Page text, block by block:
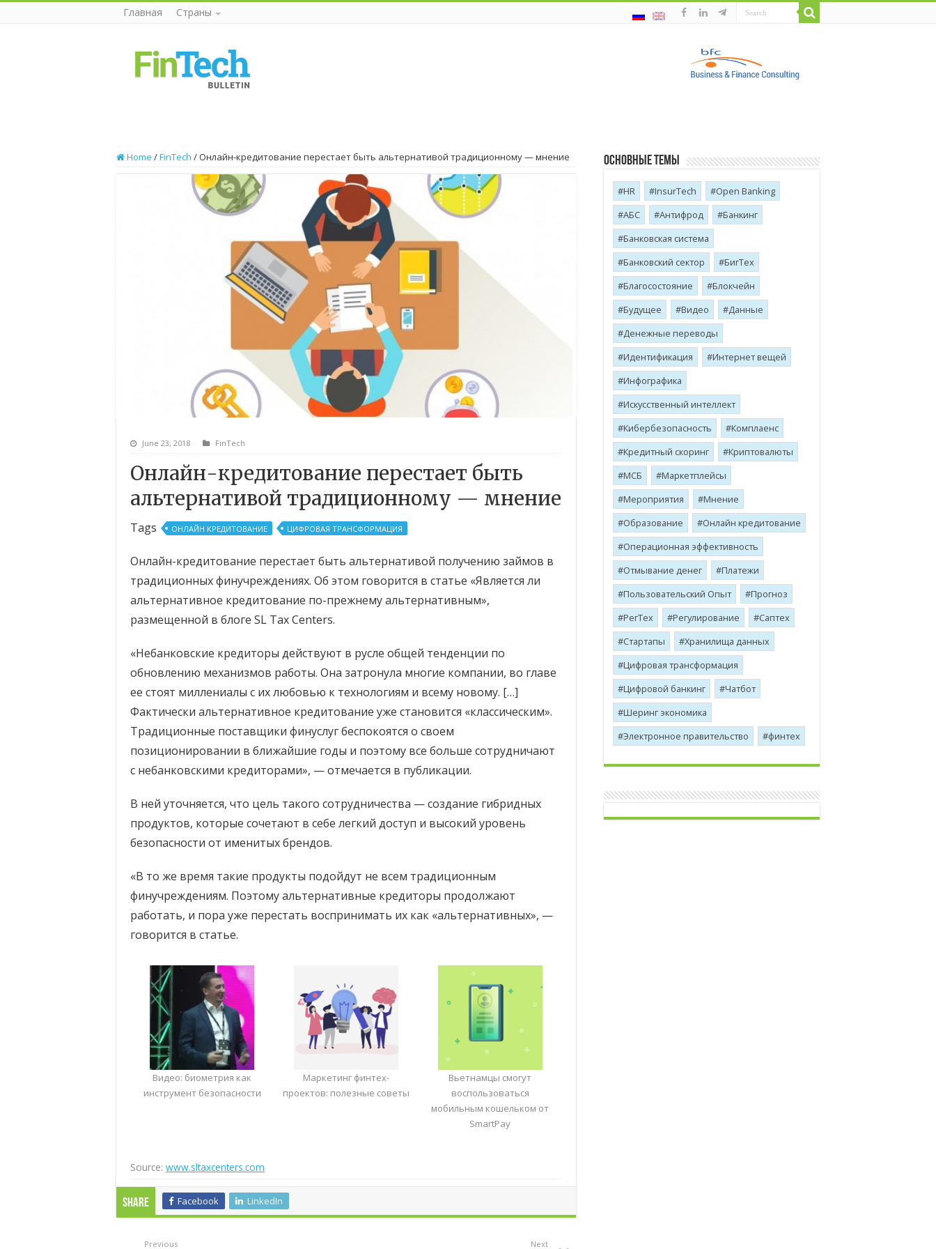
Главная Страны
Home /FinTech /Онлайн-кредитование перестает быть альтернативой традиционному — мнение
June 23, 2018 FinTech
Онлайн-кредитование перестает быть
альтернативой традиционному — мнение
Tags ОНЛАЙН КРЕДИТОВАНИЕ ЦИФРОВАЯ ТРАНСФОРМАЦИЯ
Онлайн-кредитование перестает быть альтернативой получению займов в
традиционных финучреждениях. Об этом говорится в статье «Является ли
альтернативное кредитование по-прежнему альтернативным»,
размещенной в блоге SL Tax Centers.
«Небанковские кредиторы действуют в русле общей тенденции по
обновлению механизмов работы. Она затронула многие компании, во главе
ее стоят миллениалы с их любовью к технологиям и всему новому. […]
Фактически альтернативное кредитование уже становится «классическим».
Традиционные поставщики финуслуг беспокоятся о своем
позиционировании в ближайшие годы и поэтому все больше сотрудничают
с небанковскими кредиторами», — отмечается в публикации.
В ней уточняется, что цель такого сотрудничества — создание гибридных
продуктов, которые сочетают в себе легкий доступ и высокий уровень
безопасности от именитых брендов.
«В то же время такие продукты подойдут не всем традиционным
финучреждениям. Поэтому альтернативные кредиторы продолжают
работать, и пора уже перестать воспринимать их как «альтернативных», —
говорится в статье.
Видео: биометрия как
инструмент безопасности
Маркетинг финтех-
проектов: полезные советы
Вьетнамцы смогут
воспользоваться
мобильным кошельком от
SmartPay
Source: www.sltaxcenters.com
Share Facebook LinkedIn
Previous Next
Основные темы
HR InsurTech
Open Banking
АБС
Антифрод
Банкинг
Банковская система
Банковский сектор
БигТех
Благосостояние
Блокчейн
Будущее
Видео
Данные
Денежные переводы
Идентификация
Интернет вещей
Инфографика
Искусственный интеллект
Кибербезопасность
Комплаенс
Кредитный скоринг
Криптовалюты
МСБ
Маркетплейсы
Мероприятия
Мнение
Образование
Онлайн кредитование
Операционная эффективность
Отмывание денег
Платежи
Пользовательский Опыт
Прогноз
РегТех
Регулирование
Саптех
Стартапы
Хранилища данных
Цифровая трансформация
Цифровой банкинг
Чатбот
Шеринг экономика
Электронное правительство
финтех